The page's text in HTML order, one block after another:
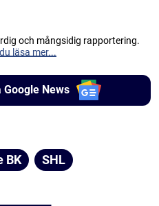
och mångsidig rapportering.
läsa mer...
Google News
BK SHL